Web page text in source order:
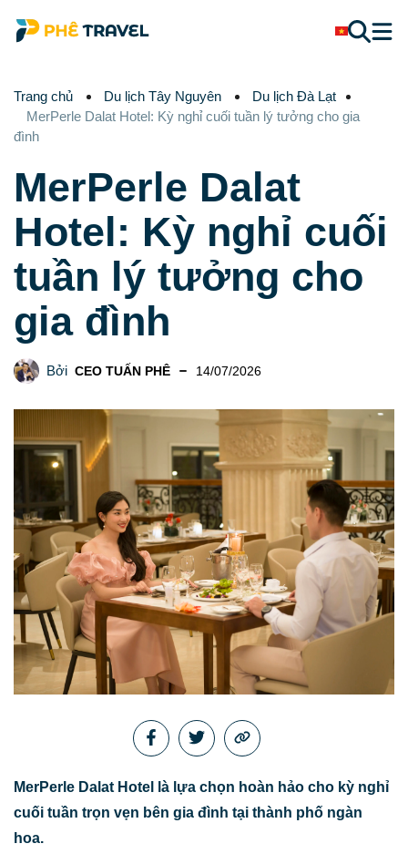
Trang chủ Du lịch Tây Nguyên
Du lịch Đà Lạt
MerPerle Dalat Hotel: Kỳ nghỉ cuối tuần lý tưởng cho gia
đình
MerPerle Dalat
Hotel: Kỳ nghỉ cuối
tuần lý tưởng cho
gia đình
Bởi CEO TUẤN PHÊ 14/07/2026
MerPerle Dalat Hotel là lựa chọn hoàn hảo cho kỳ nghỉ
cuối tuần trọn vẹn bên gia đình tại thành phố ngàn
hoa.